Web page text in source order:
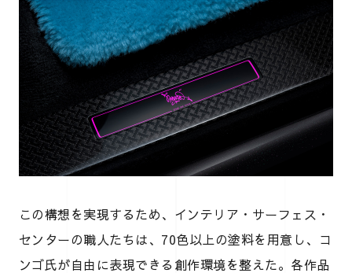
この構想を実現するため、インテリア・サーフェス・
センターの職人たちは、70色以上の塗料を用意し、コ
ンゴ氏が自由に表現できる創作環境を整えた。各作品